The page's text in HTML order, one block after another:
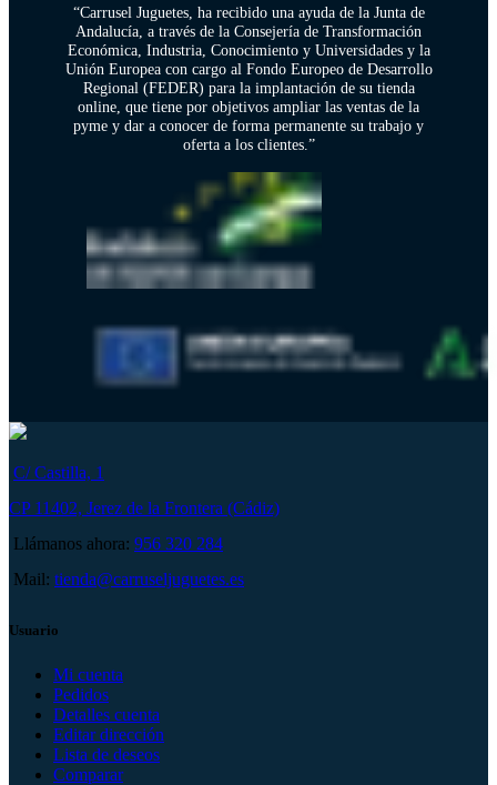
“Carrusel Juguetes, ha recibido una ayuda de la Junta de
Andalucía, a través de la Consejería de Transformación
Económica, Industria, Conocimiento y Universidades y la
Unión Europea con cargo al Fondo Europeo de Desarrollo
Regional (FEDER) para la implantación de su tienda
online, que tiene por objetivos ampliar las ventas de la
pyme y dar a conocer de forma permanente su trabajo y
oferta a los clientes.”
C/ Castilla, 1
CP 11402, Jerez de la Frontera (Cádiz)
Llámanos ahora: 956 320 284
Mail: tienda@carruseljuguetes.es
Usuario
Mi cuenta
Pedidos
Detalles cuenta
Editar dirección
Lista de deseos
Comparar